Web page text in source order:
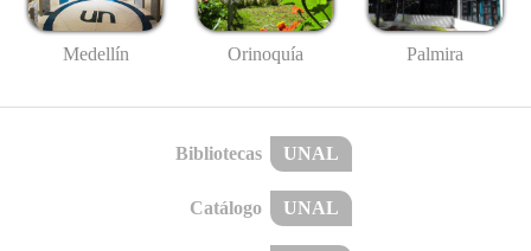
Medellín Orinoquía Palmira
Bibliotecas UNAL
Catálogo UNAL